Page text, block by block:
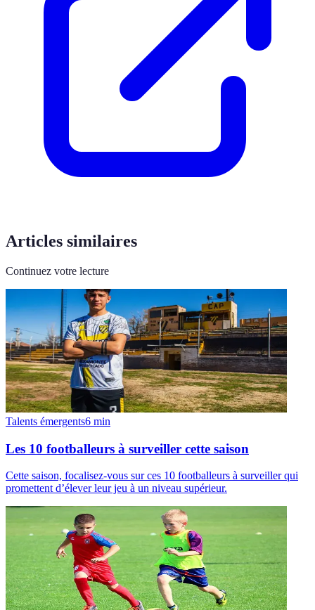
Articles similaires
Continuez votre lecture
Talents émergents6 min
Les 10 footballeurs à surveiller cette saison
Cette saison, focalisez-vous sur ces 10 footballeurs à surveiller qui
promettent d’élever leur jeu à un niveau supérieur.